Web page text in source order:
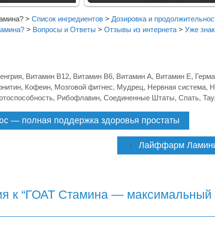
> Список ингредиентов > Дозировка и
> Вопросы и Ответы > Отзывы из интернета > Уже
, Витамин B12, Витамин B6, Витамин А, Витамин Е,
, Кофеин, Мозговой фитнес, Мудрец, Нервная система,
, Рибофлавин, Соединенные Штаты, Спать,
— полная поддержка здоровья простаты
Лайффарм
к “ГОАТ Стамина — максимальный